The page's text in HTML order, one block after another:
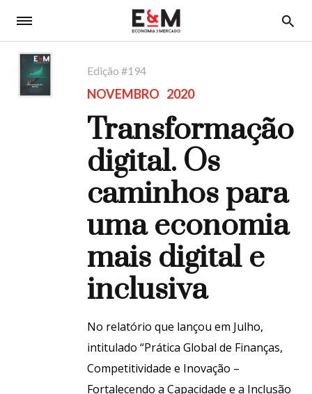
5
Edição #194
NOVEMBRO 2020
Transformação
digital. Os
caminhos para
uma economia
mais digital e
inclusiva
No relatório que lançou em Julho,
intitulado “Prática Global de Finanças,
Competitividade e Inovação –
Fortalecendo a Capacidade e a Inclusão